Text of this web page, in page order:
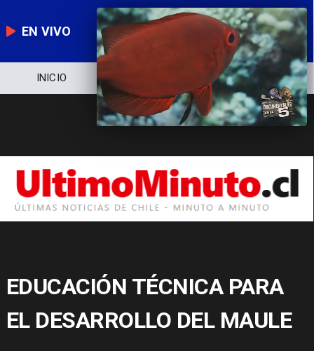
EN VIVO
NOTICIERO POLÍTICA
EDUCACIÓN TÉCNICA PARA
EL DESARROLLO DEL MAULE